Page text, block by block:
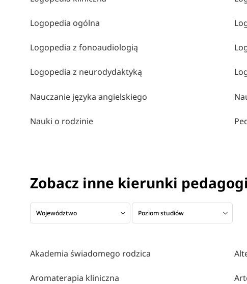
Logopedia ogólna
Logopedia z fonoaudiologią
Logopedia z neurodydaktyką
Nauczanie języka angielskiego
Nauki o rodzinie
Zobacz inne kierunki
Województwo Poziom studiów
Akademia świadomego rodzica
Aromaterapia kliniczna